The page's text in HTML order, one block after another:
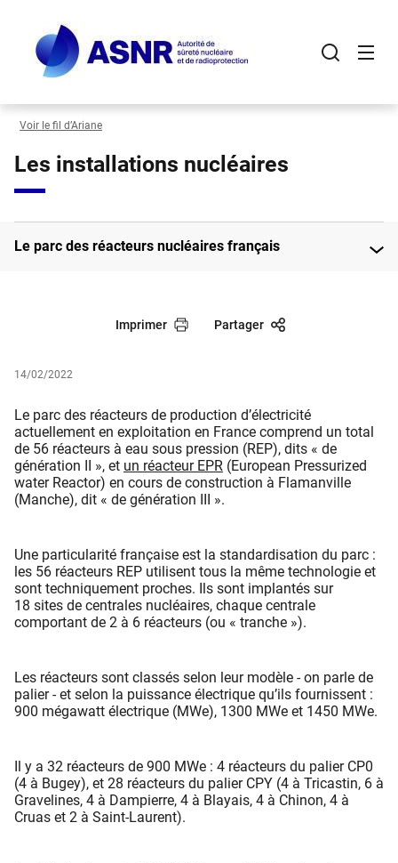
contenu
principal
Voir le fil d’Ariane
Les installations nucléaires
Le parc des réacteurs nucléaires français
Imprimer Partager
14/02/2022
Le parc des réacteurs de production d’électricité
actuellement en exploitation en France comprend un total
de 56 réacteurs à eau sous pression (REP), dits « de
génération II », et un réacteur EPR (European Pressurized
water Reactor) en cours de construction à Flamanville
(Manche), dit « de génération III ».
Une particularité française est la standardisation du parc :
les 56 réacteurs REP utilisent tous la même technologie et
sont techniquement proches. Ils sont implantés sur
18 sites de centrales nucléaires, chaque centrale
comportant de 2 à 6 réacteurs (ou « tranche »).​
Les réacteurs sont classés selon leur modèle - on parle de
palier - et selon la puissance électrique qu’ils fournissent :
900 mégawatt électrique (MWe), 1300 MWe et 1450 MWe.
Il y a 32 réacteurs de 900 MWe : 4 réacteurs du palier CP0
(4 à Bugey), et 28 réacteurs du palier CPY (4 à Tricastin, 6 à
Gravelines, 4 à Dampierre, 4 à Blayais, 4 à Chinon, 4 à
Cruas et 2 à Saint-Laurent).